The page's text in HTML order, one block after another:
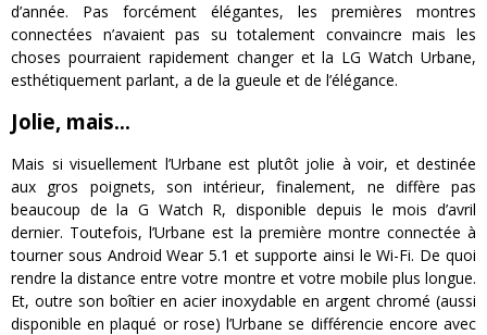
d’année. Pas forcément élégantes, les premières montres
connectées n’avaient pas su totalement convaincre mais les
choses pourraient rapidement changer et la LG Watch Urbane,
esthétiquement parlant, a de la gueule et de l’élégance.
Jolie, mais…
Mais si visuellement l’Urbane est plutôt jolie à voir, et destinée
aux gros poignets, son intérieur, finalement, ne diffère pas
beaucoup de la G Watch R, disponible depuis le mois d’avril
dernier. Toutefois, l’Urbane est la première montre connectée à
tourner sous Android Wear 5.1 et supporte ainsi le Wi-Fi. De quoi
rendre la distance entre votre montre et votre mobile plus longue.
Et, outre son boîtier en acier inoxydable en argent chromé (aussi
disponible en plaqué or rose) l’Urbane se différencie encore avec